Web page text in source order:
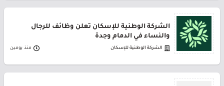
الشركة الوطنية للإسكان تعلن وظائف للرجال
والنساء في الدمام وجدة
الشركة الوطنية للإسكان منذ يومين